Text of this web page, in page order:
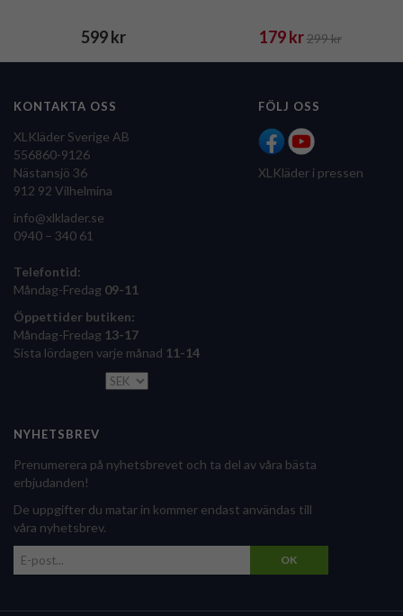
599 kr 179 kr 299 kr
KONTAKTA OSS
XLKläder Sverige AB
556860-9126
Nästansjö 36
912 92 Vilhelmina
info@xlklader.se
0940 – 340 61
Telefontid:
Måndag-Fredag 09-11
Öppettider butiken:
Måndag-Fredag 13-17
Sista lördagen varje månad 11-14
FÖLJ OSS
XLKläder i pressen
NYHETSBREV
Prenumerera på nyhetsbrevet och ta del av våra bästa
erbjudanden!
De uppgifter du matar in kommer endast användas till
våra nyhetsbrev.
OK